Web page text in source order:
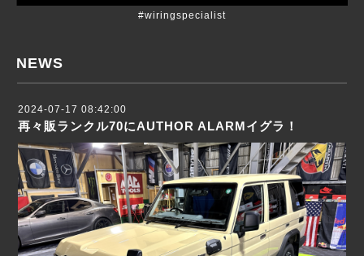
#wiringspecialist
NEWS
2024-07-17 08:42:00
再々販ランクル70にAUTHOR ALARMイグラ！